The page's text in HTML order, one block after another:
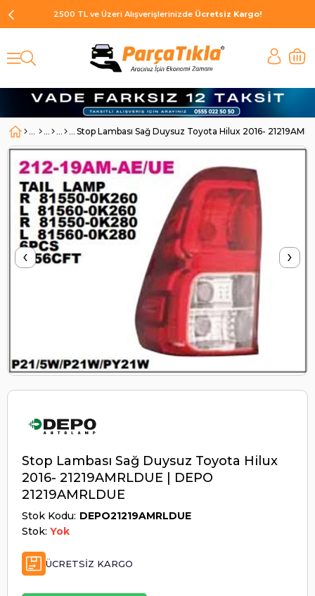
2500 TL ve Üzeri Alışverişlerinizde Ücretsiz Kargo!
Stop Lambası Sağ Duysuz Toyota Hilux 2016-
‹ ›
Stop Lambası Sağ Duysuz Toyota Hilux
2016- 21219AMRLDUE | DEPO
21219AMRLDUE
Stok Kodu DEPO21219AMRLDUE
Stok: Yok
ÜCRETSIZ KARGO